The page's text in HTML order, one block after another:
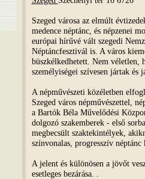
Szeged városa az elmúlt
medence néptánc, és népzenei
európai hírűvé vált szegedi
Néptáncfesztivál is. A város
büszkélkedhetett. Nem véletlen,
személyiségei szívesen jártak és
A népművészeti közéletben
Szeged város népművészettel,
a Bartók Béla Művelődési
dolgozó szakemberek - első
megbecsült szaktekintélyek,
színvonalas, progresszív
A jelent és különösen a jövőt
esetleges bezárása. .